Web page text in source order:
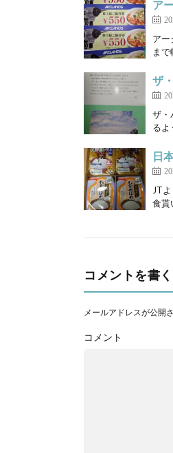
ア
アー
ま
ザ
ザ・
るよ
日
JT
食貰
コメントを書く
メールアドレスが公開
コメント